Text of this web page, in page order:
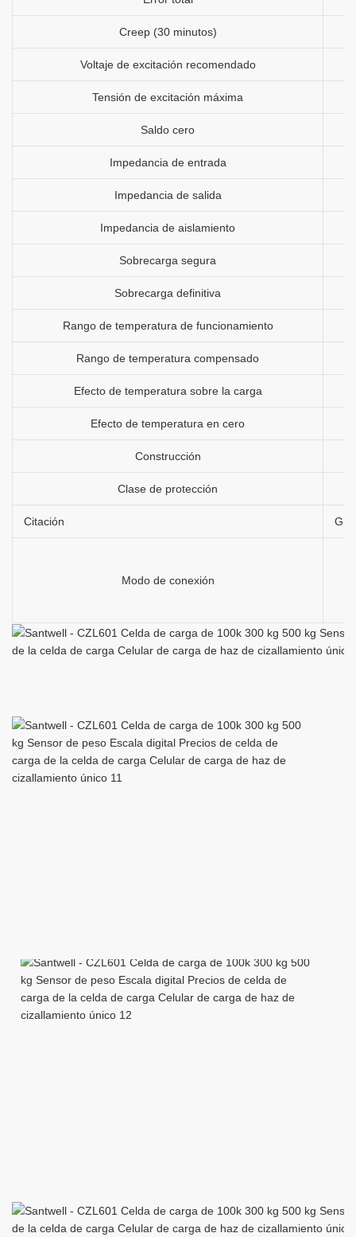
Creep (30 minutos)
Voltaje de excitación recomendado
Tensión de excitación máxima
Saldo cero
Impedancia de entrada
Impedancia de salida
Impedancia de aislamiento
Sobrecarga segura
Sobrecarga definitiva
Rango de temperatura de funcionamiento
Rango de temperatura compensado
Efecto de temperatura sobre la carga
Efecto de temperatura en cero
Construcción
Clase de protección
Citación
Modo de conexión